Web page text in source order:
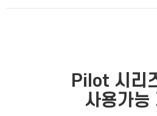
Pilot 시리
사용가능